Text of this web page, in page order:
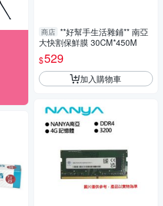
商店 **好幫手生活雜鋪** 南亞
大快割保鮮膜 30CM*450M
$529
加入購物車